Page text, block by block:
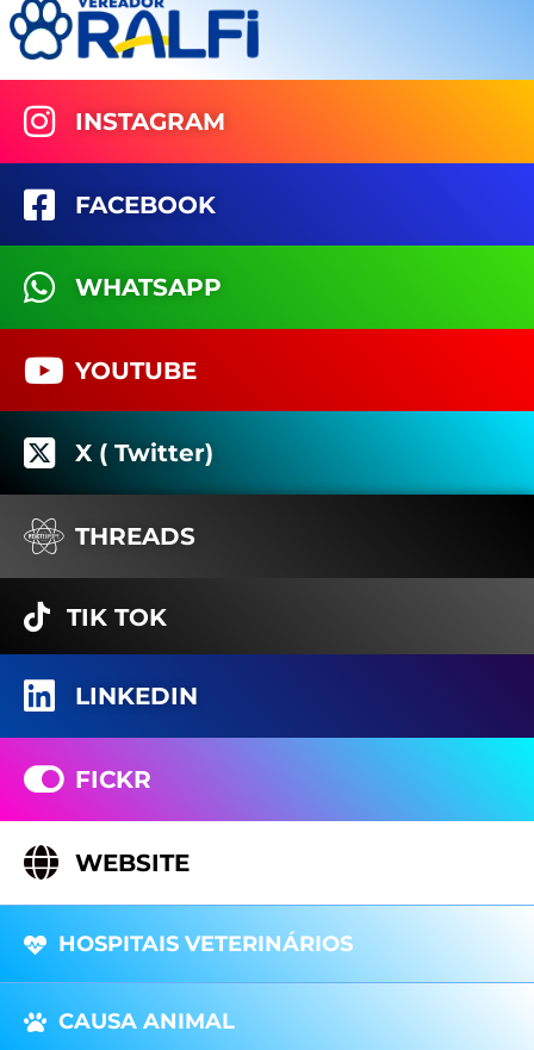
INSTAGRAM
FACEBOOK
WHATSAPP
YOUTUBE
X ( Twitter)
THREADS
TIK TOK
LINKEDIN
FICKR
WEBSITE
HOSPITAIS VETERINÁRIOS
CAUSA ANIMAL